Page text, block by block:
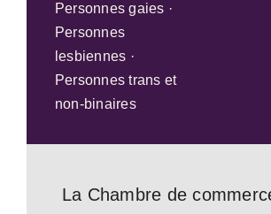
Personnes gaies ·
Personnes
lesbiennes ·
Personnes trans et
non-binaires
La Chambre de